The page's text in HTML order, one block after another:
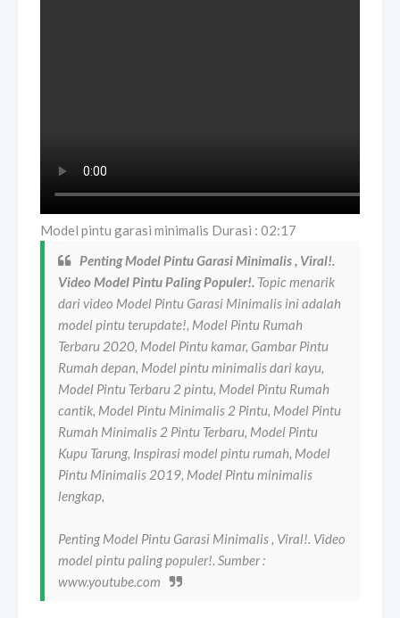
Model pintu garasi minimalis Durasi : 02:17
Penting Model Pintu Garasi Minimalis , Viral!.
Video Model Pintu Paling Populer!. Topic menarik
dari video Model Pintu Garasi Minimalis ini adalah
model pintu terupdate!, Model Pintu Rumah
Terbaru 2020, Model Pintu kamar, Gambar Pintu
Rumah depan, Model pintu minimalis dari kayu,
Model Pintu Terbaru 2 pintu, Model Pintu Rumah
cantik, Model Pintu Minimalis 2 Pintu, Model Pintu
Rumah Minimalis 2 Pintu Terbaru, Model Pintu
Kupu Tarung, Inspirasi model pintu rumah, Model
Pintu Minimalis 2019, Model Pintu minimalis
lengkap,
Penting Model Pintu Garasi Minimalis , Viral!. Video
model pintu paling populer!. Sumber :
www.youtube.com